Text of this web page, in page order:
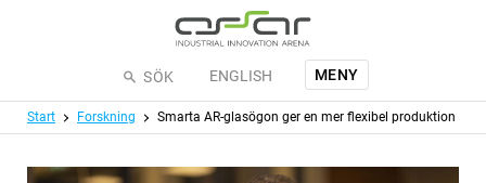
SÖK ENGLISH MENY
Meny
Start Forskning Smarta AR-glasögon ger en mer flexibel produktion